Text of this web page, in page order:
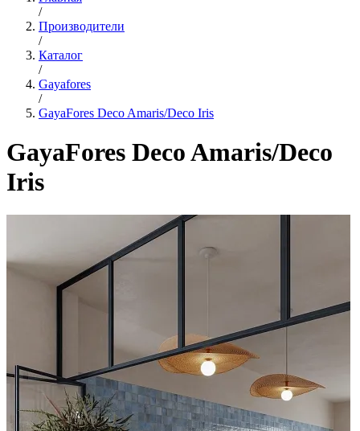
/
Производители
/
Каталог
/
Gayafores
/
GayaFores Deco Amaris/Deco Iris
GayaFores Deco Amaris/Deco
Iris